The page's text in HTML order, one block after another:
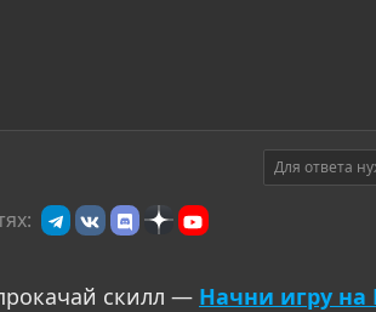
Для ответа
скилл — Начни игру на